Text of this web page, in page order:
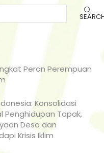
Peran Perempuan
Konsolidasi
Penghidupan Tapak,
Desa dan
Krisis Iklim